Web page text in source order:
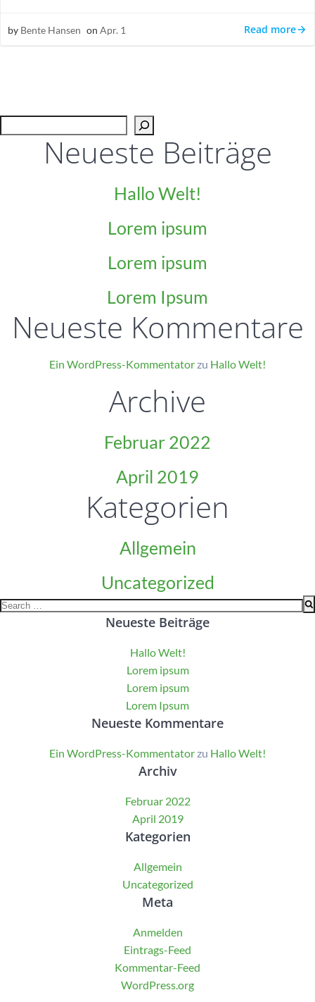
by Bente Hansen on Apr. 1 Read more
Neueste Beiträge
Hallo Welt!
Lorem ipsum
Lorem ipsum
Lorem Ipsum
Neueste Kommentare
Ein WordPress-Kommentatorzu Hallo Welt!
Archive
Februar 2022
April 2019
Kategorien
Allgemein
Uncategorized
Search
Neueste Beiträge
Hallo Welt!
Lorem ipsum
Lorem ipsum
Lorem Ipsum
Neueste Kommentare
Ein WordPress-Kommentatorzu Hallo Welt!
Archiv
Februar 2022
April 2019
Kategorien
Allgemein
Uncategorized
Meta
Anmelden
Eintrags-Feed
Kommentar-Feed
WordPress.org